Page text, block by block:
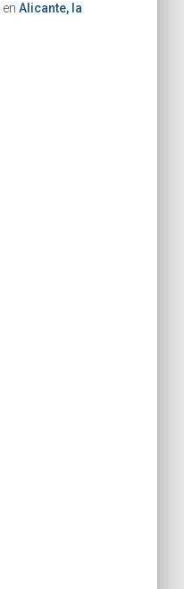
en Alicante, la